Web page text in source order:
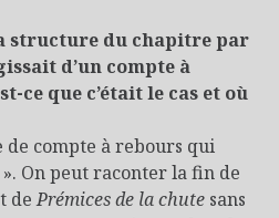
structure du chapitre par
d’un compte à
ce que c’était le cas et où
de compte à rebours qui
On peut raconter la fin de
dePrémices de la chute sans